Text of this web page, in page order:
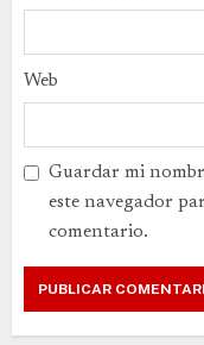
Web
Guardar mi
este navegador
comentario.